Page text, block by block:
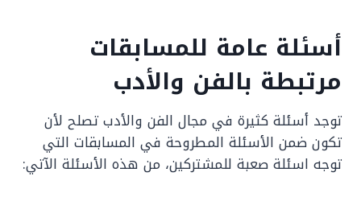
أسئلة عامة للمسابقات
مرتبطة بالفن والأدب
توجد أسئلة كثيرة في مجال الفن والأدب تصلح لأن
تكون ضمن الأسئلة المطروحة في المسابقات التي
توجه اسئلة صعبة للمشتركين، من هذه الأسئلة الآتي: